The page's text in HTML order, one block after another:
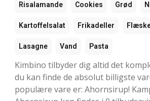
Risalamande Cookies Grød
Kartoffelsalat Frikadeller
Lasagne Vand Pasta
Kimbino tilbyder dig altid det
du kan finde de absolut billigste
populære vare er: Ahornsirup!